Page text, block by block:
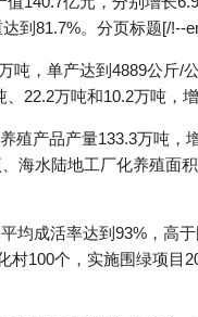
到81.7%。分页标题[/!--
，单产达到4889公斤/
22.2万吨和10.2万吨，增
产品产量133.3万吨，
海水陆地工厂化养殖面
均成活率达到93%，高
100个，实施围绿项目